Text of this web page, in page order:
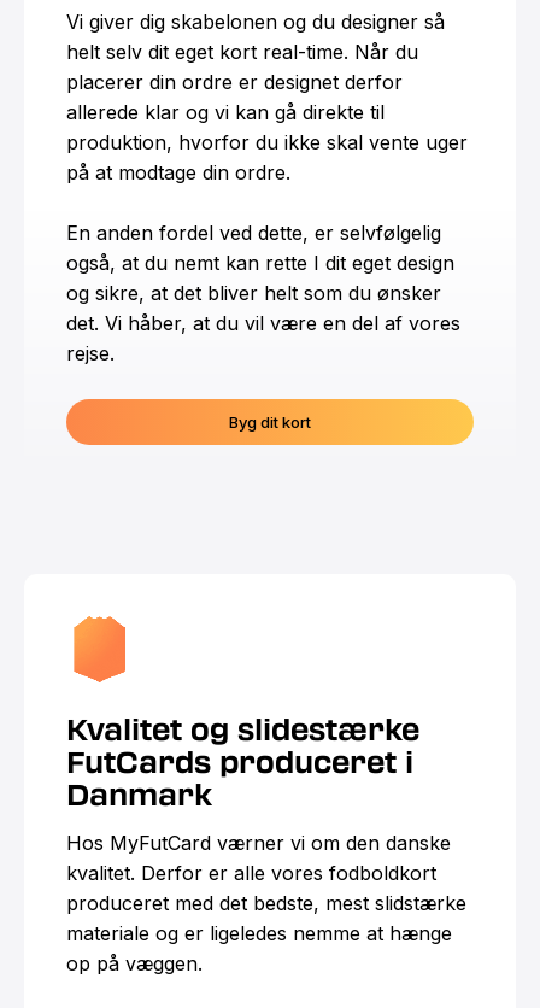
Vi giver dig skabelonen og du designer så
helt selv dit eget kort real-time. Når du
placerer din ordre er designet derfor
allerede klar og vi kan gå direkte til
produktion, hvorfor du ikke skal vente uger
på at modtage din ordre.
En anden fordel ved dette, er selvfølgelig
også, at du nemt kan rette I dit eget design
og sikre, at det bliver helt som du ønsker
det. Vi håber, at du vil være en del af vores
rejse.
Byg dit kort
Kvalitet og slidestærke
FutCards produceret i
Danmark
Hos MyFutCard værner vi om den danske
kvalitet. Derfor er alle vores fodboldkort
produceret med det bedste, mest slidstærke
materiale og er ligeledes nemme at hænge
op på væggen.